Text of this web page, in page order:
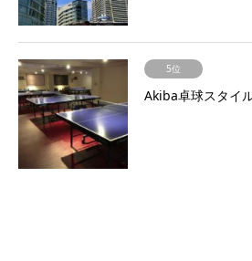
5位
Akiba卓球スタイ